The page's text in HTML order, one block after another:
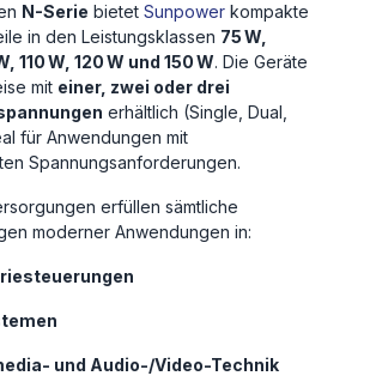
N-Serie bietet Sunpower kompakte
in den Leistungsklassen 75 W,
110 W, 120 W und 150 W. Die Geräte
mit einer, zwei oder drei
erhältlich (Single, Dual,
für Anwendungen mit
Spannungsanforderungen.
erfüllen sämtliche
moderner Anwendungen in:
und Audio-/Video-Technik